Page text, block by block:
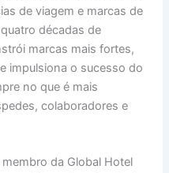
de viagem e marcas de
décadas de
marcas mais fortes,
impulsiona o sucesso do
no que é mais
colaboradores e
da Global Hotel